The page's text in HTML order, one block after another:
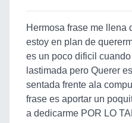
Hermosa frase me llena
estoy en plan de
es un poco dificil
lastimada pero Querer
sentada frente ala
frase es aportar un
a dedicarme POR LO